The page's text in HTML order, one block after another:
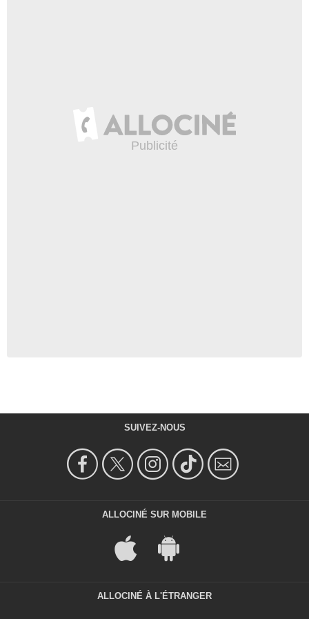
SUIVEZ-NOUS
ALLOCINÉ SUR MOBILE
ALLOCINÉ À L'ÉTRANGER